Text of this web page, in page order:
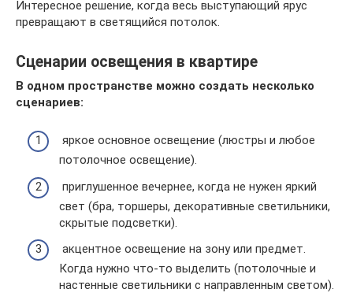
Интересное решение, когда весь выступающий ярус
превращают в светящийся потолок.
Сценарии освещения в квартире
В одном пространстве можно создать несколько
сценариев:
яркое основное освещение (люстры и любое
потолочное освещение).
приглушенное вечернее, когда не нужен яркий
свет (бра, торшеры, декоративные светильники,
скрытые подсветки).
акцентное освещение на зону или предмет.
Когда нужно что-то выделить (потолочные и
настенные светильники с направленным светом).